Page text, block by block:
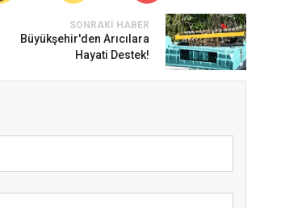
SONRAKI HABER
Büyükşehir'den Arıcılara
Hayati Destek!